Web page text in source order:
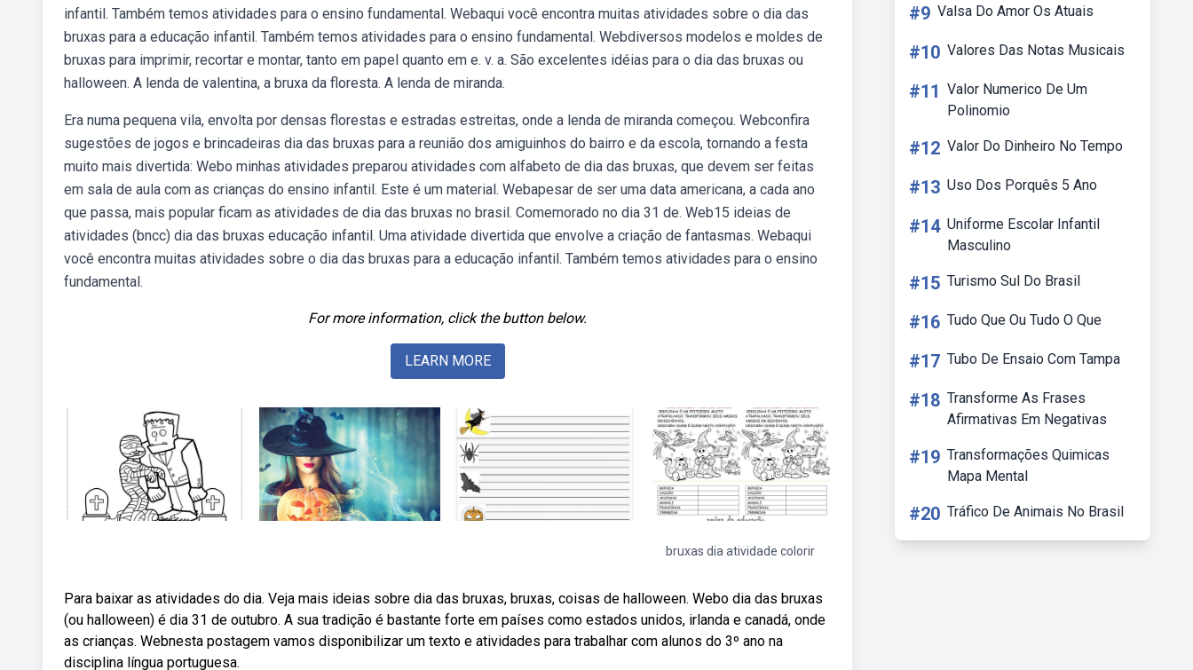
infantil. Também temos atividades para o ensino fundamental. Webaqui você encontra muitas atividades sobre o dia das
bruxas para a educação infantil. Também temos atividades para o ensino fundamental. Webdiversos modelos e moldes de
bruxas para imprimir, recortar e montar, tanto em papel quanto em e. v. a. São excelentes idéias para o dia das bruxas ou
halloween. A lenda de valentina, a bruxa da floresta. A lenda de miranda.
Era numa pequena vila, envolta por densas florestas e estradas estreitas, onde a lenda de miranda começou. Webconfira
sugestões de jogos e brincadeiras dia das bruxas para a reunião dos amiguinhos do bairro e da escola, tornando a festa
muito mais divertida: Webo minhas atividades preparou atividades com alfabeto de dia das bruxas, que devem ser feitas
em sala de aula com as crianças do ensino infantil. Este é um material. Webapesar de ser uma data americana, a cada ano
que passa, mais popular ficam as atividades de dia das bruxas no brasil. Comemorado no dia 31 de. Web15 ideias de
atividades (bncc) dia das bruxas educação infantil. Uma atividade divertida que envolve a criação de fantasmas. Webaqui
você encontra muitas atividades sobre o dia das bruxas para a educação infantil. Também temos atividades para o ensino
fundamental.
For more information, click the button below.
LEARN MORE
bruxas dia atividade colorir
Para baixar as atividades do dia. Veja mais ideias sobre dia das bruxas, bruxas, coisas de halloween. Webo dia das bruxas
(ou halloween) é dia 31 de outubro. A sua tradição é bastante forte em países como estados unidos, irlanda e canadá, onde
as crianças. Webnesta postagem vamos disponibilizar um texto e atividades para trabalhar com alunos do 3º ano na
disciplina língua portuguesa.
#9 Valsa Do Amor Os Atuais
#10 Valores Das Notas Musicais
#11 Valor Numerico De Um
Polinomio
#12 Valor Do Dinheiro No Tempo
#13 Uso Dos Porquês 5 Ano
#14 Uniforme Escolar Infantil
Masculino
#15 Turismo Sul Do Brasil
#16 Tudo Que Ou Tudo O Que
#17 Tubo De Ensaio Com Tampa
#18 Transforme As Frases
Afirmativas Em Negativas
#19 Transformações Quimicas
Mapa Mental
#20 Tráfico De Animais No Brasil